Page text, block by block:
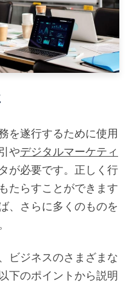
を遂行するために使用
やデジタルマーケティ
が必要です。正しく行
たらすことができます
、さらに多くのものを
ビジネスのさまざまな
下のポイントから説明